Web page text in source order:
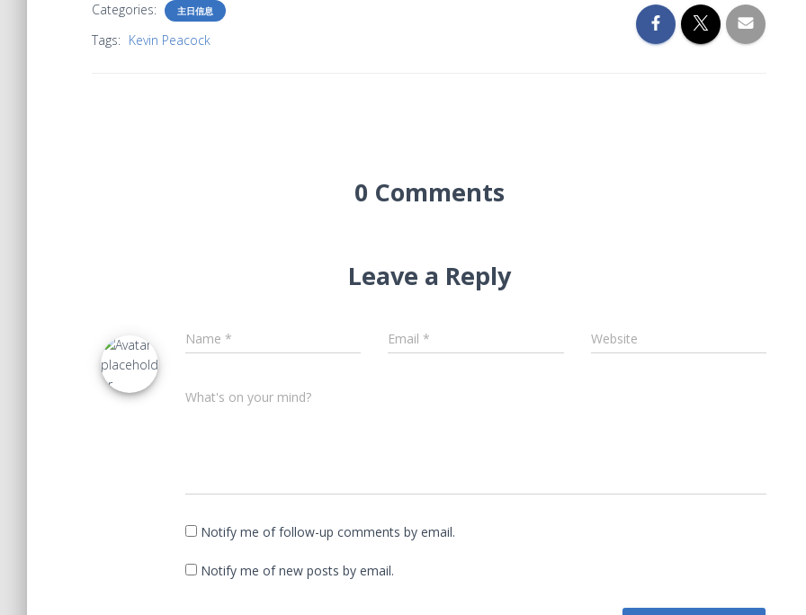
Categories: 主日信息
Tags: Kevin Peacock
0 Comments
Leave a Reply
Name * Email * Website
What's on your mind?
Notify me of follow-up comments by email.
Notify me of new posts by email.